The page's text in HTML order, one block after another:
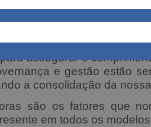
assegurar o
e gestão estão
a consolidação da
são os fatores que
em todos os